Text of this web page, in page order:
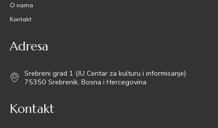
O nama
Kontakt
Adresa
Srebreni grad 1 (JU Centar za kulturu i informisanje)
75350 Srebrenik, Bosna i Hercegovina
Kontakt